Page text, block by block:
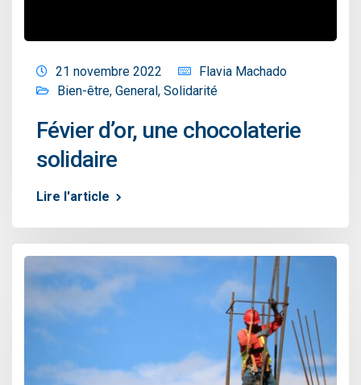
21 novembre 2022
Flavia Machado
Bien-être, General, Solidarité
Févier d’or, une chocolaterie
solidaire
Lire l'article